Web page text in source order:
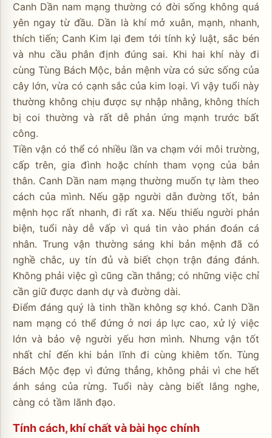
Canh Dần nam mạng thường có đời sống không quá
yên ngay từ đầu. Dần là khí mở xuân, mạnh, nhanh,
thích tiến; Canh Kim lại đem tới tính kỷ luật, sắc bén
và nhu cầu phân định đúng sai. Khi hai khí này đi
cùng Tùng Bách Mộc, bản mệnh vừa có sức sống của
cây lớn, vừa có cạnh sắc của kim loại. Vì vậy tuổi này
thường không chịu được sự nhập nhằng, không thích
bị coi thường và rất dễ phản ứng mạnh trước bất
công.
Tiền vận có thể có nhiều lần va chạm với môi trường,
cấp trên, gia đình hoặc chính tham vọng của bản
thân. Canh Dần nam mạng thường muốn tự làm theo
cách của mình. Nếu gặp người dẫn đường tốt, bản
mệnh học rất nhanh, đi rất xa. Nếu thiếu người phản
biện, tuổi này dễ vấp vì quá tin vào phán đoán cá
nhân. Trung vận thường sáng khi bản mệnh đã có
nghề chắc, uy tín đủ và biết chọn trận đáng đánh.
Không phải việc gì cũng cần thắng; có những việc chỉ
cần giữ được danh dự và đường dài.
Điểm đáng quý là tinh thần không sợ khó. Canh Dần
nam mạng có thể đứng ở nơi áp lực cao, xử lý việc
lớn và bảo vệ người yếu hơn mình. Nhưng vận tốt
nhất chỉ đến khi bản lĩnh đi cùng khiêm tốn. Tùng
Bách Mộc đẹp vì đứng thẳng, không phải vì che hết
ánh sáng của rừng. Tuổi này càng biết lắng nghe,
càng có tầm lãnh đạo.
Tính cách, khí chất và bài học chính